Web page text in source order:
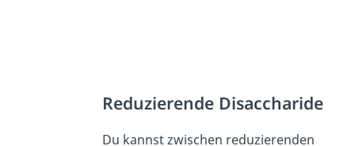
Reduzierende Disaccharide
Du kannst zwischen reduzierenden